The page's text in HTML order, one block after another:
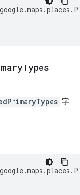
google.maps .places .
Types
字
google.maps .places .